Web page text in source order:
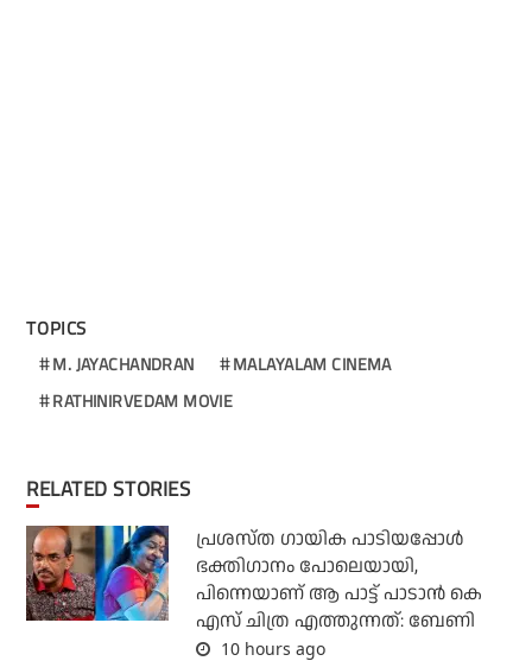
TOPICS
M. JAYACHANDRAN
MALAYALAM CINEMA
RATHINIRVEDAM MOVIE
RELATED STORIES
പ്രശസ്ത ഗായിക പാടിയപ്പോൾ
ഭക്തിഗാനം പോലെയായി,
പിന്നെയാണ് ആ പാട്ട് പാടാൻ കെ
എസ് ചിത്ര എത്തുന്നത്: ബേണി
10 hours ago